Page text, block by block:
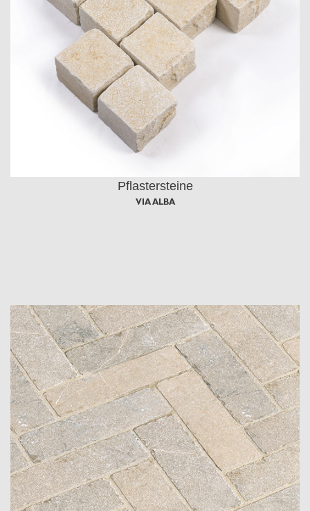
Pflastersteine
VIA ALBA